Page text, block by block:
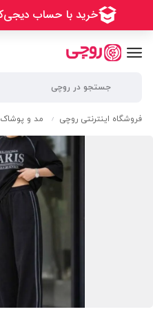
فروشگاه اینترنتی روچی / مد و پوشاک